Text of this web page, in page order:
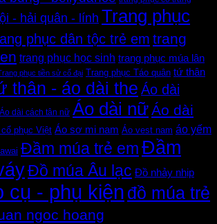
- hải quân - lính Trang phục
phục dân tộc trẻ em trang
trang phục học sinh trang phục múa lân
phục tiền sử cổ đại Trang phục Táo quân tứ thân
thân - áo dài the Áo dài
Áo dài cách tân nữ Áo dài nữÁo dài
phục Việt Áo sơ mi nam Áo vest nam áo yếm
Đầm múa trẻ emĐầm
Đồ múa Âu lạc Đồ nhảy nhịp
cụ - phụ kiện đồ múa trẻ
ngoc hoang